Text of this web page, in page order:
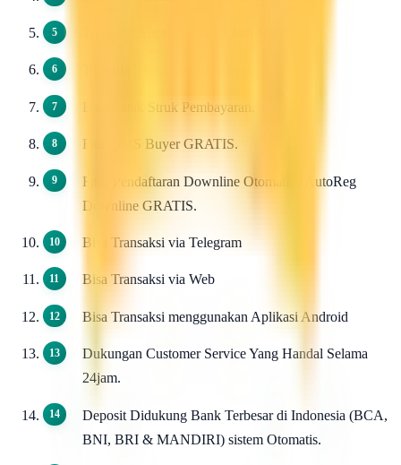
Bisa Cetak Struk Pembayaran.
Fitur SMS Buyer GRATIS.
Fitur Pendaftaran Downline Otomatis / AutoReg
Downline GRATIS.
Bisa Transaksi via Telegram
Bisa Transaksi via Web
Bisa Transaksi menggunakan Aplikasi Android
Dukungan Customer Service Yang Handal Selama
24jam.
Deposit Didukung Bank Terbesar di Indonesia (BCA,
BNI, BRI & MANDIRI) sistem Otomatis.